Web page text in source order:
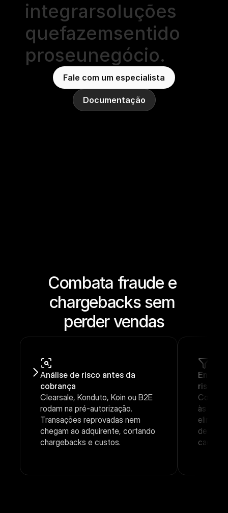
integrarsoluções
quefazemsentido
proseunegócio.
Fale com um especialista
Documentação
Combata fraude e
chargebacks sem
perder vendas
Análise de risco antes da
cobrança
Clearsale, Konduto, Koin ou B2E
rodam na pré-autorização.
Transações reprovadas nem
chegam ao adquirente, cortando
chargebacks e custos.
Envie
risco
às
cada